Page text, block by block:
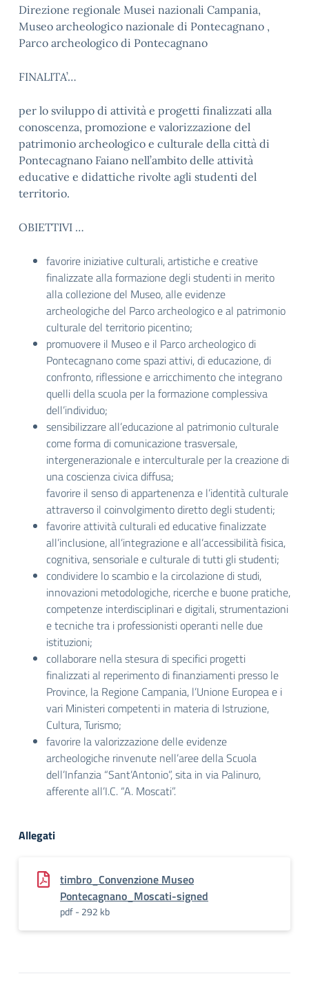
Direzione regionale Musei nazionali Campania,
Museo archeologico nazionale di Pontecagnano ,
Parco archeologico di Pontecagnano
FINALITA’…
per lo sviluppo di attività e progetti finalizzati alla
conoscenza, promozione e valorizzazione del
patrimonio archeologico e culturale della città di
Pontecagnano Faiano nell’ambito delle attività
educative e didattiche rivolte agli studenti del
territorio.
OBIETTIVI …
favorire iniziative culturali, artistiche e creative
finalizzate alla formazione degli studenti in merito
alla collezione del Museo, alle evidenze
archeologiche del Parco archeologico e al patrimonio
culturale del territorio picentino;
promuovere il Museo e il Parco archeologico di
Pontecagnano come spazi attivi, di educazione, di
confronto, riflessione e arricchimento che integrano
quelli della scuola per la formazione complessiva
dell’individuo;
sensibilizzare all’educazione al patrimonio culturale
come forma di comunicazione trasversale,
intergenerazionale e interculturale per la creazione di
una coscienza civica diffusa;
favorire il senso di appartenenza e l’identità culturale
attraverso il coinvolgimento diretto degli studenti;
favorire attività culturali ed educative finalizzate
all’inclusione, all’integrazione e all’accessibilità fisica,
cognitiva, sensoriale e culturale di tutti gli studenti;
condividere lo scambio e la circolazione di studi,
innovazioni metodologiche, ricerche e buone pratiche,
competenze interdisciplinari e digitali, strumentazioni
e tecniche tra i professionisti operanti nelle due
istituzioni;
collaborare nella stesura di specifici progetti
finalizzati al reperimento di finanziamenti presso le
Province, la Regione Campania, l’Unione Europea e i
vari Ministeri competenti in materia di Istruzione,
Cultura, Turismo;
favorire la valorizzazione delle evidenze
archeologiche rinvenute nell’aree della Scuola
dell’Infanzia “Sant’Antonio”, sita in via Palinuro,
afferente all’I.C. “A. Moscati”.
Allegati
timbro_Convenzione Museo
Pontecagnano_Moscati-signed
pdf - 292 kb